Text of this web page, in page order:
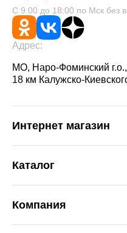
С 9:00 до 18:00 по Мск без
Адрес:
МО, Наро-Фоминский
18 км Калужско-
Интернет магазин
Каталог
Компания